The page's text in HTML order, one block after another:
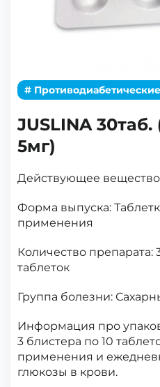
# Противодиабетические
JUSLINA
5мг)
Действующее
Форма выпуска:
применения
Количество препарата:
таблеток
Группа болезни:
Информация про
3 блистера по 10
применения и
глюкозы в крови.